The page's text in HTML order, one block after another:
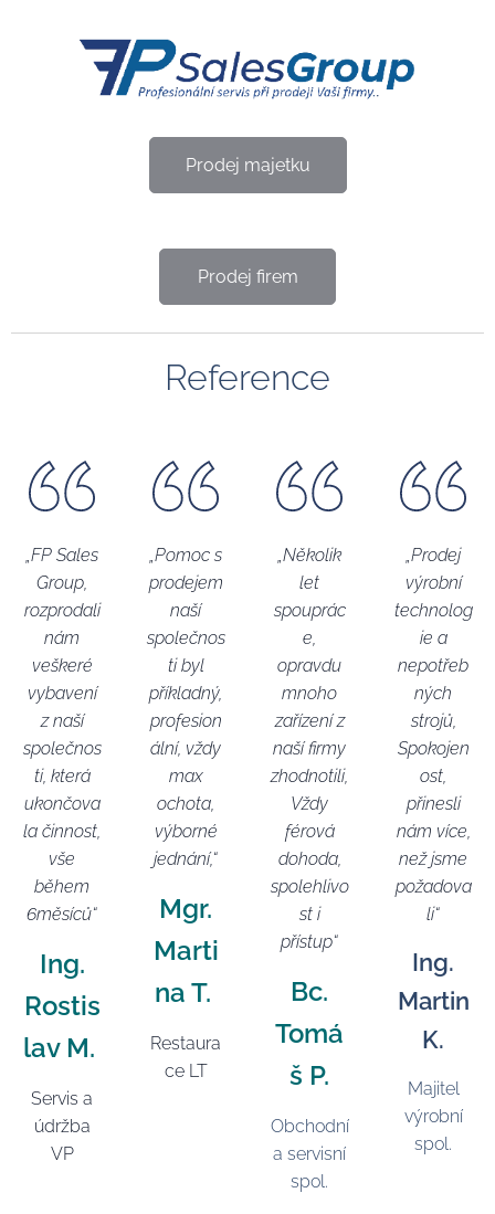
Prodej majetku
Prodej firem
Reference
„FP Sales
Group,
rozprodali
nám
veškeré
vybavení
z naší
společnos
ti, která
ukončova
la činnost,
vše
během
6měsíců“
Ing.
Rostis
lav M.
Servis a
údržba
VP
„Pomoc s
prodejem
naší
společnos
ti byl
příkladný,
profesion
ální, vždy
max
ochota,
výborné
jednání,“
Mgr.
Marti
na T.
Restaura
ce LT
„Několik
let
spouprác
e,
opravdu
mnoho
zařízení z
naší firmy
zhodnotili,
Vždy
férová
dohoda,
spolehlivo
st i
přístup“
Bc.
Tomá
š P.
Obchodní
a servisní
spol.
„Prodej
výrobní
technolog
ie a
nepotřeb
ných
strojů,
Spokojen
ost,
přinesli
nám více,
než jsme
požadova
li“
Ing.
Martin
K.
Majitel
výrobní
spol.